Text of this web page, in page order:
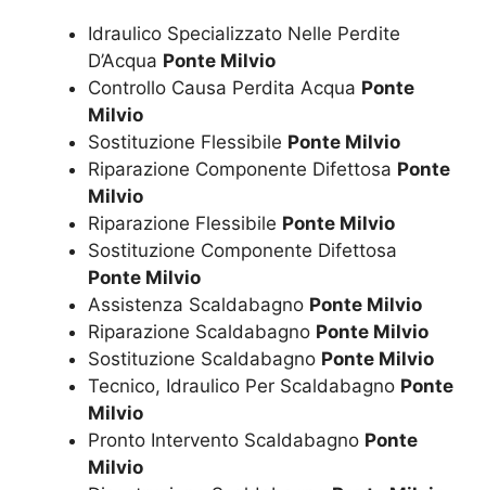
Idraulico Specializzato Nelle Perdite
D’Acqua Ponte Milvio
Controllo Causa Perdita Acqua Ponte
Milvio
Sostituzione Flessibile Ponte Milvio
Riparazione Componente Difettosa Ponte
Milvio
Riparazione Flessibile Ponte Milvio
Sostituzione Componente Difettosa
Ponte Milvio
Assistenza Scaldabagno Ponte Milvio
Riparazione Scaldabagno Ponte Milvio
Sostituzione Scaldabagno Ponte Milvio
Tecnico, Idraulico Per Scaldabagno Ponte
Milvio
Pronto Intervento Scaldabagno Ponte
Milvio